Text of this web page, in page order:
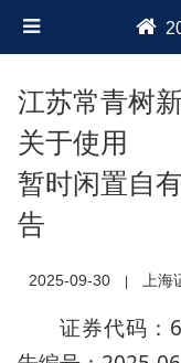
江苏常青树
关于使用
暂时闲置自
告
2025-09-30 上海
证券代码：